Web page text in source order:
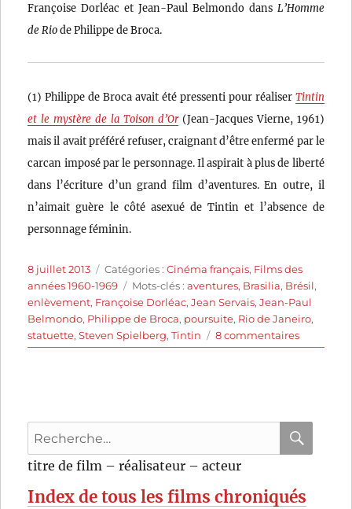
Françoise Dorléac et Jean-Paul Belmondo dans L’Homme
de Riode Philippe de Broca.
(1) Philippe de Broca avait été pressenti pour réaliser Tintin
et le mystère de la Toison d’Or(Jean-Jacques Vierne, 1961)
mais il avait préféré refuser, craignant d’être enfermé par le
carcan imposé par le personnage. Il aspirait à plus de liberté
dans l’écriture d’un grand film d’aventures. En outre, il
n’aimait guère le côté asexué de Tintin et l’absence de
personnage féminin.
Publié
le
8 juillet 2013 Catégories
Catégories :Cinéma français, Films des
années 1960-1969
Étiquettes
Mots-clés :aventures, Brasilia, Brésil,
enlèvement, Françoise Dorléac,Jean Servais,Jean-Paul
Belmondo, Philippe de Broca, poursuite, Rio de Janeiro,
statuette,Steven Spielberg,Tintin 8 commentairessur
L’homme
Philippe
Recherche
pour
titre de film – réalisateur – acteur
Index de tous les films chroniqués